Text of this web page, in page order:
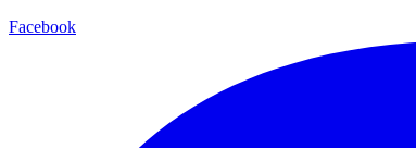
Facebook